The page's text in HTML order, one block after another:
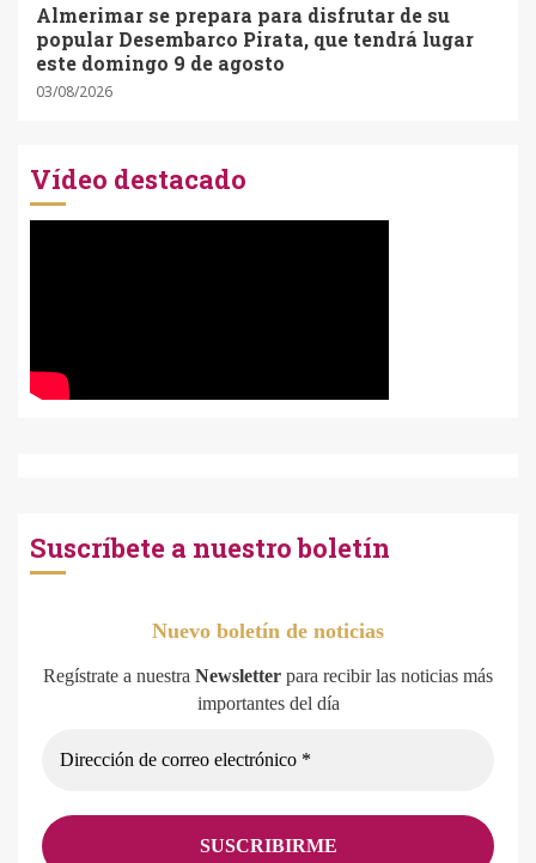
Almerimar se prepara para disfrutar de su
popular Desembarco Pirata, que tendrá lugar
este domingo 9 de agosto
03/08/2026
Vídeo destacado
Suscríbete a nuestro boletín
Nuevo boletín de noticias
Regístrate a nuestra Newsletter para recibir las noticias más
importantes del día